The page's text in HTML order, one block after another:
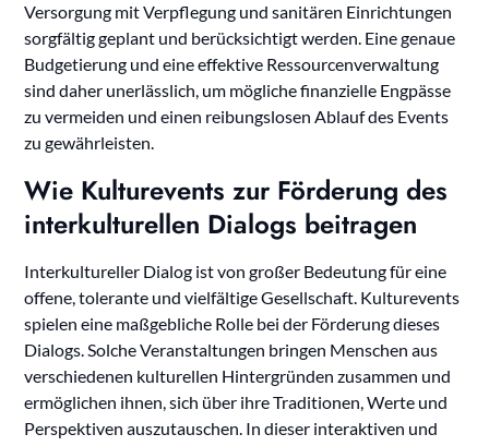
Versorgung mit Verpflegung und sanitären Einrichtungen
sorgfältig geplant und berücksichtigt werden. Eine genaue
Budgetierung und eine effektive Ressourcenverwaltung
sind daher unerlässlich, um mögliche finanzielle Engpässe
zu vermeiden und einen reibungslosen Ablauf des Events
zu gewährleisten.
Wie Kulturevents zur Förderung des
interkulturellen Dialogs beitragen
Interkultureller Dialog ist von großer Bedeutung für eine
offene, tolerante und vielfältige Gesellschaft. Kulturevents
spielen eine maßgebliche Rolle bei der Förderung dieses
Dialogs. Solche Veranstaltungen bringen Menschen aus
verschiedenen kulturellen Hintergründen zusammen und
ermöglichen ihnen, sich über ihre Traditionen, Werte und
Perspektiven auszutauschen. In dieser interaktiven und